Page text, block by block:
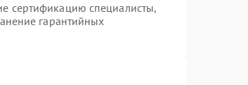
сертификацию специалисты,
гарантийных